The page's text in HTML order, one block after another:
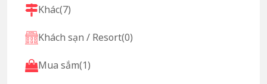
Khác(7)
Khách sạn / Resort(0)
Mua sắm(1)